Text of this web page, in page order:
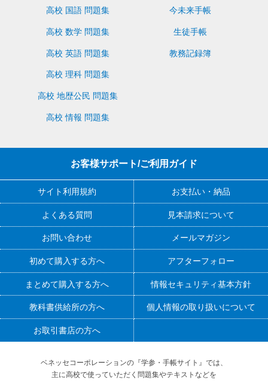
高校 国語 問題集
高校 数学 問題集
高校 英語 問題集
高校 理科 問題集
高校 地歴公民 問題集
高校 情報 問題集
今未来手帳
生徒手帳
教務記録簿
お客様サポート/ご利用ガイド
サイト利用規約 お支払い・納品
よくある質問 見本請求について
お問い合わせ メールマガジン
初めて購入する方へ アフターフォロー
まとめて購入する方へ 情報セキュリティ基本方針
教科書供給所の方へ 個人情報の取り扱いについて
お取引書店の方へ
ベネッセコーポレーションの『学参・手帳サイト』 では、
主に高校で使っていただく問題集やテキストなどを